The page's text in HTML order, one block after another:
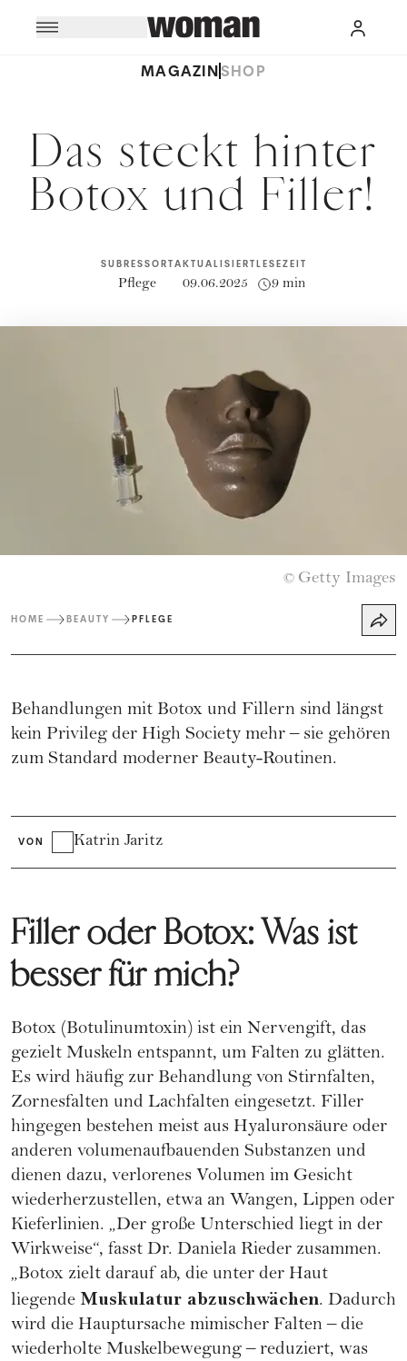
MAGAZINSHOP
Das steckt hinter
Botox und Filler!
SUBRESSORT
Pflege
AKTUALISIERT
09.06.2025
LESEZEIT
9 min
© Getty Images
HOME BEAUTY PFLEGE
Behandlungen mit Botox und Fillern sind längst
kein Privileg der High Society mehr – sie gehören
zum Standard moderner Beauty-Routinen.
VON Katrin Jaritz
Filler oder Botox: Was ist
besser für mich?
Botox (Botulinumtoxin) ist ein Nervengift, das
gezielt Muskeln entspannt, um Falten zu glätten.
Es wird häufig zur Behandlung von Stirnfalten,
Zornesfalten und Lachfalten eingesetzt. Filler
hingegen bestehen meist aus Hyaluronsäure oder
anderen volumenaufbauenden Substanzen und
dienen dazu, verlorenes Volumen im Gesicht
wiederherzustellen, etwa an Wangen, Lippen oder
Kieferlinien. „Der große Unterschied liegt in der
Wirkweise“, fasst Dr. Daniela Rieder zusammen.
„Botox zielt darauf ab, die unter der Haut
liegende Muskulatur abzuschwächen. Dadurch
wird die Hauptursache mimischer Falten – die
wiederholte Muskelbewegung – reduziert, was